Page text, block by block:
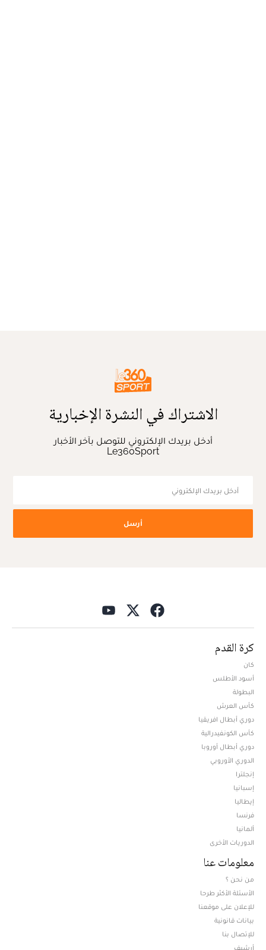
الاشتراك في النشرة الإخبارية
أدخل بريدك الإلكتروني للتوصل بآخر الأخبار
Le360Sport
أرسل
كرة القدم
كان
أسود الأطلس
البطولة
كأس العرش
دوري أبطال افريقيا
كأس الكونفيدرالية
دوري أبطال أوروبا
الدوري الأوروبي
إنجلترا
إسبانيا
إيطاليا
فرنسا
ألمانيا
الدوريات الأخرى
معلومات عنا
من نحن ؟
الأسئلة الأكثر طرحا
للإعلان على موقعنا
بيانات قانونية
للإتصال بنا
أرشيف